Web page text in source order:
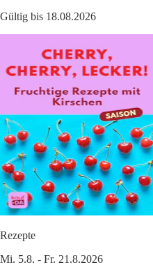
Gültig bis 18.08.2026
Rezepte
Mi. 5.8. - Fr. 21.8.2026